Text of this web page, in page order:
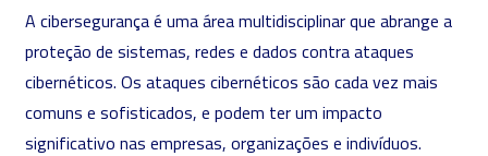
A cibersegurança é uma área multidisciplinar que abrange a
proteção de sistemas, redes e dados contra ataques
cibernéticos. Os ataques cibernéticos são cada vez mais
comuns e sofisticados, e podem ter um impacto
significativo nas empresas, organizações e indivíduos.